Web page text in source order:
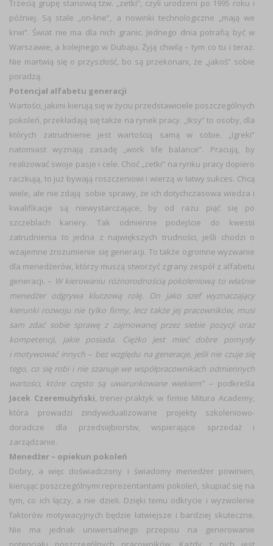
Trzecią grupę stanowią tzw. „zetki”, czyli urodzeni po 1995 roku i
później. Są stale „on-line”, a nowinki technologiczne „mają we
krwi”. Świat nie ma dla nich granic. Jednego dnia potrafią być w
Warszawie, a kolejnego w Dubaju. Żyją chwilą – tym co tu i teraz.
Nie martwią się o przyszłość, bo są przekonani, że „jakoś” sobie
poradzą.
Potencjał alfabetu generacji
Wartości, jakimi kierują się w życiu przedstawiciele poszczególnych
pokoleń, przekładają się także na rynek pracy. „Iksy” to osoby, dla
których zatrudnienie jest wartością samą w sobie. „Igreki”
natomiast wyznają zasadę „work life balance”. Pracują, by
realizować swoje pasje i cele. Choć „zetki” na rynku pracy dopiero
raczkują, to już bywają roszczeniowi i wierzą w łatwy sukces. Chcą
wiele, ale nie zdają sobie sprawy, że ich dotychczasowa wiedza i
kwalifikacje są niewystarczające, by od razu piąć się po
szczeblach kariery. Tak odmienne podejście do kwestii
zatrudnienia to jedna z największych trudności, jeśli chodzi o
wzajemne zrozumienie się generacji. To także ogromne wyzwanie
dla menedżerów, którzy muszą stworzyć zgrany zespół z alfabetu
generacji. – W kierowaniu różnorodnością pokoleniową to właśnie
menedżer odgrywa kluczową rolę. On jako szef wyznaczający
kierunki rozwoju nie tylko firmy, lecz także jej pracowników, musi
sam zdać sobie sprawę z zajmowanej przez siebie pozycji oraz
kompetencji, jakie posiada. Ciężko jest mieć dobre pomysły
i motywować innych – bez względu na generacje, jeśli nie czuje się
tego, co się robi i nie szanuje we współpracownikach odmiennych
wartości, które często są uwarunkowane wiekiem”– podkreśla
Jacek Czeremużyński, trener-praktyk w firmie Mitura Academy,
która prowadzi zindywidualizowane projekty szkoleniowo-
doradcze dla przedsiębiorstw, wspierające sprzedaż i
zarządzanie.
Menedżer – opiekun pokoleń
Dobry, a więc doświadczony i świadomy menedżer powinien,
kierując poszczególnymi reprezentantami pokoleń, skupiać się na
tym, co ich łączy, a nie dzieli. Dzięki temu odkrycie i wyzwolenie
faktorów motywacyjnych będzie łatwiejsze i bardziej skuteczne.
Nie ma jednak uniwersalnego przepisu na generowanie